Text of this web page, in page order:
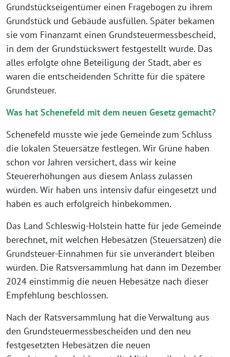
Grundstückseigentümer einen Fragebogen zu ihrem
Grundstück und Gebäude ausfüllen. Später bekamen
sie vom Finanzamt einen Grundsteuermessbescheid,
in dem der Grundstückswert festgestellt wurde. Das
alles erfolgte ohne Beteiligung der Stadt, aber es
waren die entscheidenden Schritte für die spätere
Grundsteuer.
Was hat Schenefeld mit dem neuen Gesetz gemacht?
Schenefeld musste wie jede Gemeinde zum Schluss
die lokalen Steuersätze festlegen. Wir Grüne haben
schon vor Jahren versichert, dass wir keine
Steuererhöhungen aus diesem Anlass zulassen
würden. Wir haben uns intensiv dafür eingesetzt und
haben es auch erfolgreich hinbekommen.
Das Land Schleswig-Holstein hatte für jede Gemeinde
berechnet, mit welchen Hebesätzen (Steuersätzen) die
Grundsteuer-Einnahmen für sie unverändert bleiben
würden. Die Ratsversammlung hat dann im Dezember
2024 einstimmig die neuen Hebesätze nach dieser
Empfehlung beschlossen.
Nach der Ratsversammlung hat die Verwaltung aus
den Grundsteuermessbescheiden und den neu
festgesetzten Hebesätzen die neuen